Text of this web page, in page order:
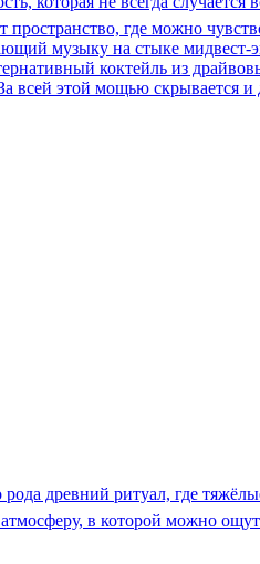
где можно
музыку на стыке мидвест-
коктейль из
этой мощью скрывается и
древний ритуал, где
в которой можно